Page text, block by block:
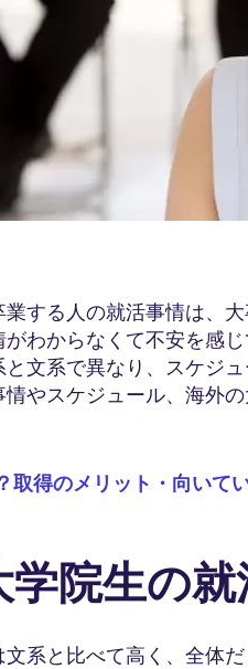
する人の就活事情は、
わからなくて不安を感
文系で異なり、スケジ
やスケジュール、海外
取得のメリット・向いて
学院生の
系と比べて高く、全体